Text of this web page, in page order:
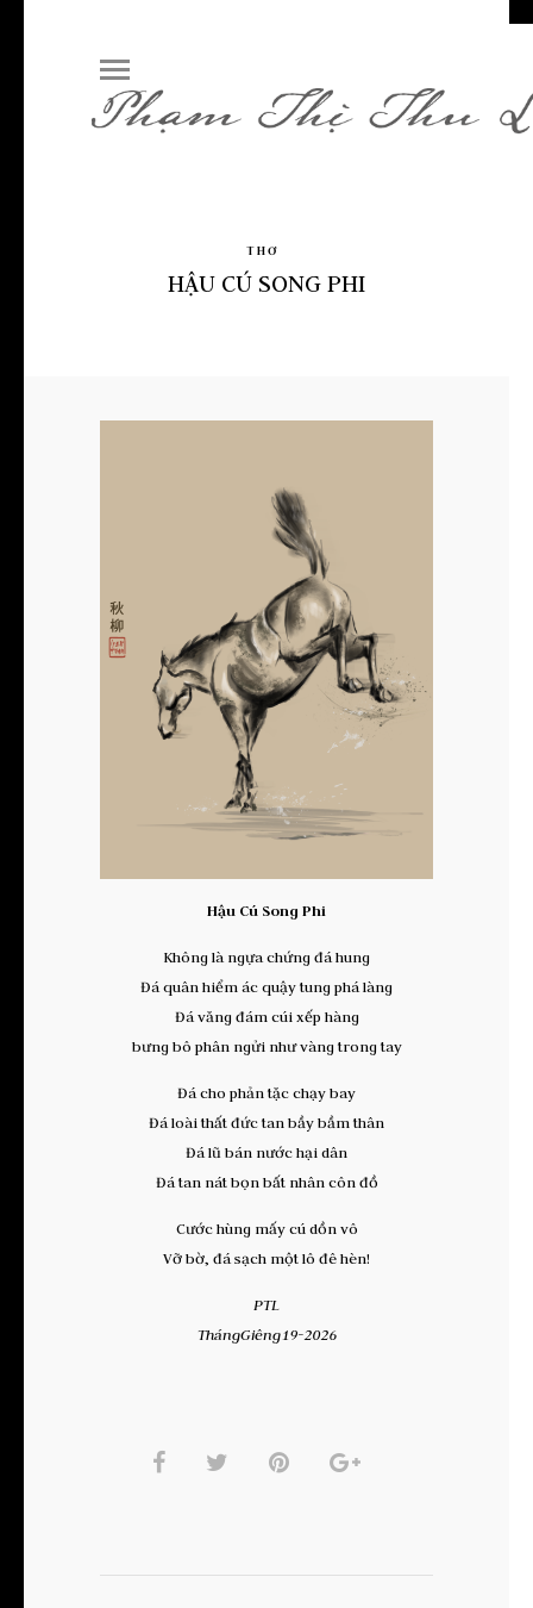
THƠ
HẬU CÚ SONG PHI
Hậu Cú Song Phi
Không là ngựa chứng đá hung
Đá quân hiểm ác quậy tung phá làng
Đá văng đám cúi xếp hàng
bưng bô phân ngửi như vàng trong tay
Đá cho phản tặc chạy bay
Đá loài thất đức tan bầy bầm thân
Đá lũ bán nước hại dân
Đá tan nát bọn bất nhân côn đồ
Cước hùng mấy cú dồn vô
Vỡ bờ, đá sạch một lô đê hèn!
PTL
ThángGiêng19-2026